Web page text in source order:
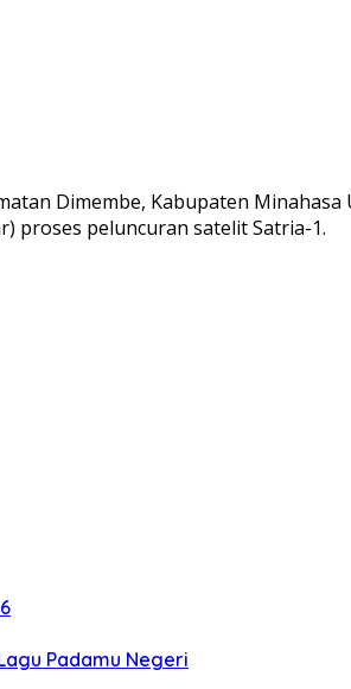
Dimembe, Kabupaten
proses peluncuran satelit Satria-1.
Padamu Negeri